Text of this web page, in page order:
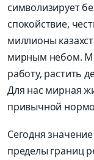
символизирует
спокойствие,
миллионы
мирным небом.
работу, растить
Для нас мирная
привычной
Сегодня
пределы границ